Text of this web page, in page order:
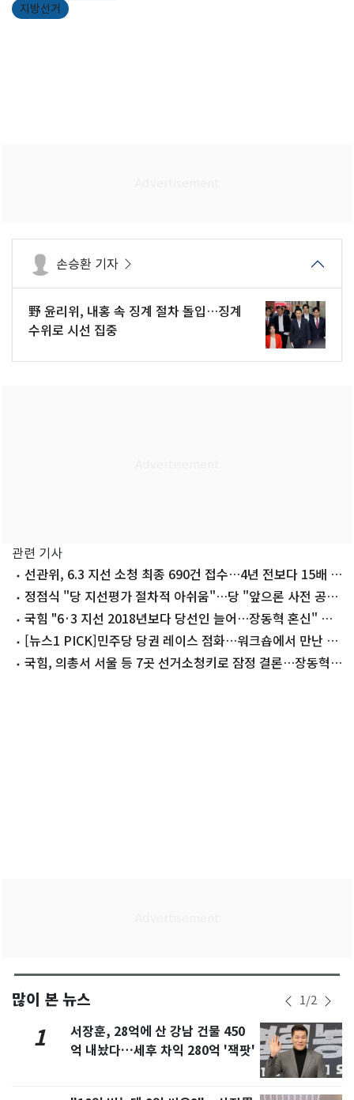
지방선거
손승환 기자
野 윤리위, 내홍 속 징계 절차 돌입…징계
수위로 시선 집중
관련 기사
선관위, 6.3 지선 소청 최종 690건 접수…4년 전보다 15배 폭
증(종합)
정점식 "당 지선평가 절차적 아쉬움"…당 "앞으론 사전 공
유"국힘 "6·3 지선 2018년보다 당선인 늘어…장동혁 혼신" 자
평 [뉴스1 PICK]민주당 당권 레이스 점화…워크숍에서 만난 정
청래·김민석
국힘, 의총서 서울 등 7곳 선거소청키로 잠정 결론…장동혁
많이 본 뉴스 1/2
1
서장훈, 28억에 산 강남 건물 450
억 내놨다…세후 차익 280억 '잭팟'